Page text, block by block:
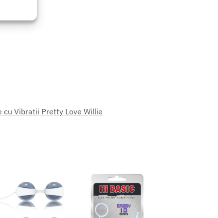
cu Vibratii Pretty Love Willie